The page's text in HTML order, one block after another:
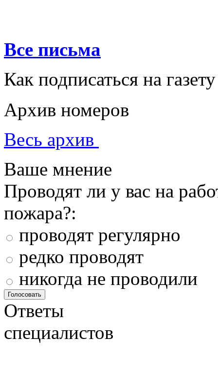
Все письма
Как подписаться на газету
Архив номеров
Весь архив
Ваше мнение
Проводят ли у вас на
пожара?:
проводят регулярно
редко проводят
никогда не проводили
Ответы
специалистов